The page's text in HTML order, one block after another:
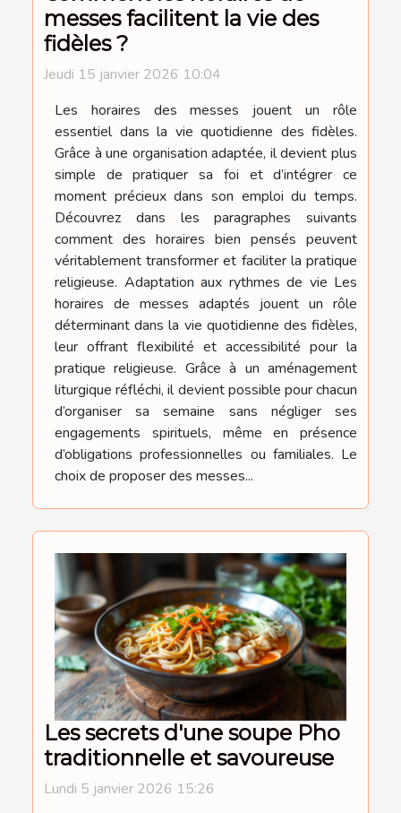
messes facilitent la vie des
fidèles ?
Jeudi 15 janvier 2026 10:04
Les horaires des messes jouent un rôle
essentiel dans la vie quotidienne des fidèles.
Grâce à une organisation adaptée, il devient plus
simple de pratiquer sa foi et d’intégrer ce
moment précieux dans son emploi du temps.
Découvrez dans les paragraphes suivants
comment des horaires bien pensés peuvent
véritablement transformer et faciliter la pratique
religieuse. Adaptation aux rythmes de vie Les
horaires de messes adaptés jouent un rôle
déterminant dans la vie quotidienne des fidèles,
leur offrant flexibilité et accessibilité pour la
pratique religieuse. Grâce à un aménagement
liturgique réfléchi, il devient possible pour chacun
d’organiser sa semaine sans négliger ses
engagements spirituels, même en présence
d’obligations professionnelles ou familiales. Le
choix de proposer des messes...
Les secrets d'une soupe Pho
traditionnelle et savoureuse
Lundi 5 janvier 2026 15:26